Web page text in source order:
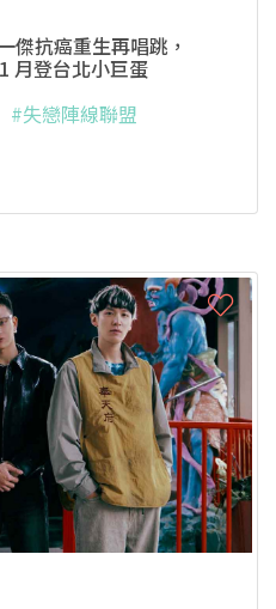
傑抗癌重生再唱跳，
月登台北小巨蛋
#失戀陣線聯盟